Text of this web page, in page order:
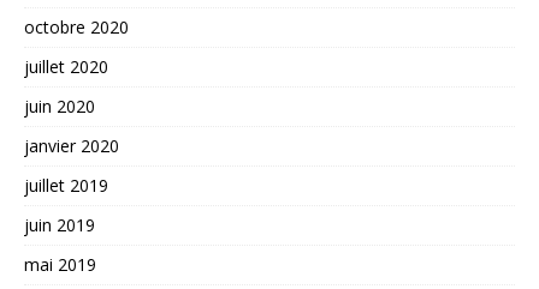
octobre 2020
juillet 2020
juin 2020
janvier 2020
juillet 2019
juin 2019
mai 2019